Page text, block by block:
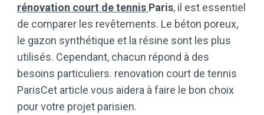
rénovation court de tennis Paris, il est essentiel
de comparer les revêtements. Le béton poreux,
le gazon synthétique et la résine sont les plus
utilisés. Cependant, chacun répond à des
besoins particuliers. renovation court de tennis
ParisCet article vous aidera à faire le bon choix
pour votre projet parisien.